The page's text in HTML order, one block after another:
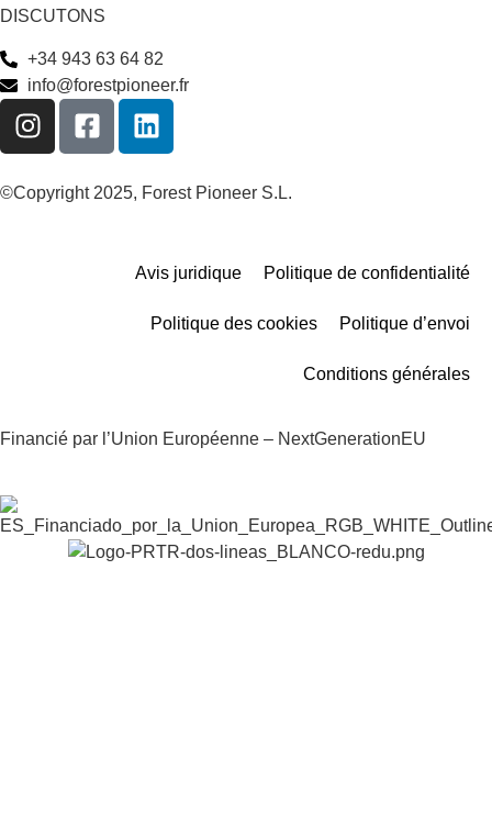
DISCUTONS
+34 943 63 64 82
info@forestpioneer.fr
©Copyright 2025, Forest Pioneer S.L.
Avis juridique Politique de confidentialité
Politique des cookies Politique d’envoi
Conditions générales
Financié par l’Union Européenne – NextGenerationEU